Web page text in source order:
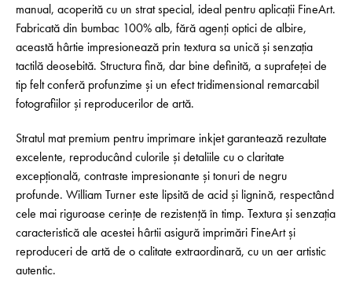
manual, acoperită cu un strat special, ideal pentru aplicații FineArt.
Fabricată din bumbac 100% alb, fără agenți optici de albire,
această hârtie impresionează prin textura sa unică și senzația
tactilă deosebită. Structura fină, dar bine definită, a suprafeței de
tip felt conferă profunzime și un efect tridimensional remarcabil
fotografiilor și reproducerilor de artă.
Stratul mat premium pentru imprimare inkjet garantează rezultate
excelente, reproducând culorile și detaliile cu o claritate
excepțională, contraste impresionante și tonuri de negru
profunde. William Turner este lipsită de acid și lignină, respectând
cele mai riguroase cerințe de rezistență în timp. Textura și senzația
caracteristică ale acestei hârtii asigură imprimări FineArt și
reproduceri de artă de o calitate extraordinară, cu un aer artistic
autentic.